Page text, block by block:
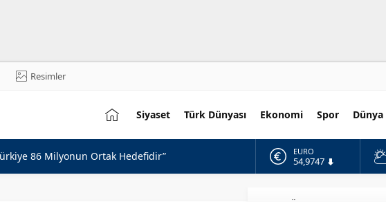
Resimler
Sehrisiyaset
Siyaset Türk Dünyası Ekonomi Spor Dünya
Mesajı
Türkiye’ Mesajı
ALTIN
6.499,25